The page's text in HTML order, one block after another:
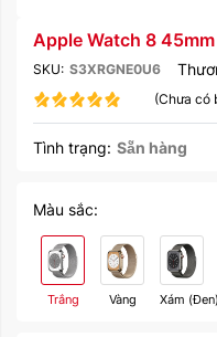
Apple Watch 8
SKU: S3XRGNE0U6
(Chưa có
Tình trạng: Sẵn hàng
Màu sắc:
Trắng Vàng Xám (Đen)